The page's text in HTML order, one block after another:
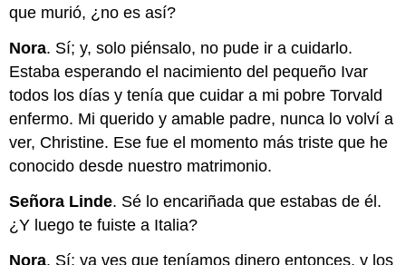
que murió, ¿no es así?
Nora. Sí; y, solo piénsalo, no pude ir a cuidarlo.
Estaba esperando el nacimiento del pequeño Ivar
todos los días y tenía que cuidar a mi pobre Torvald
enfermo. Mi querido y amable padre, nunca lo volví a
ver, Christine. Ese fue el momento más triste que he
conocido desde nuestro matrimonio.
Señora Linde. Sé lo encariñada que estabas de él.
¿Y luego te fuiste a Italia?
Nora. Sí; ya ves que teníamos dinero entonces, y los